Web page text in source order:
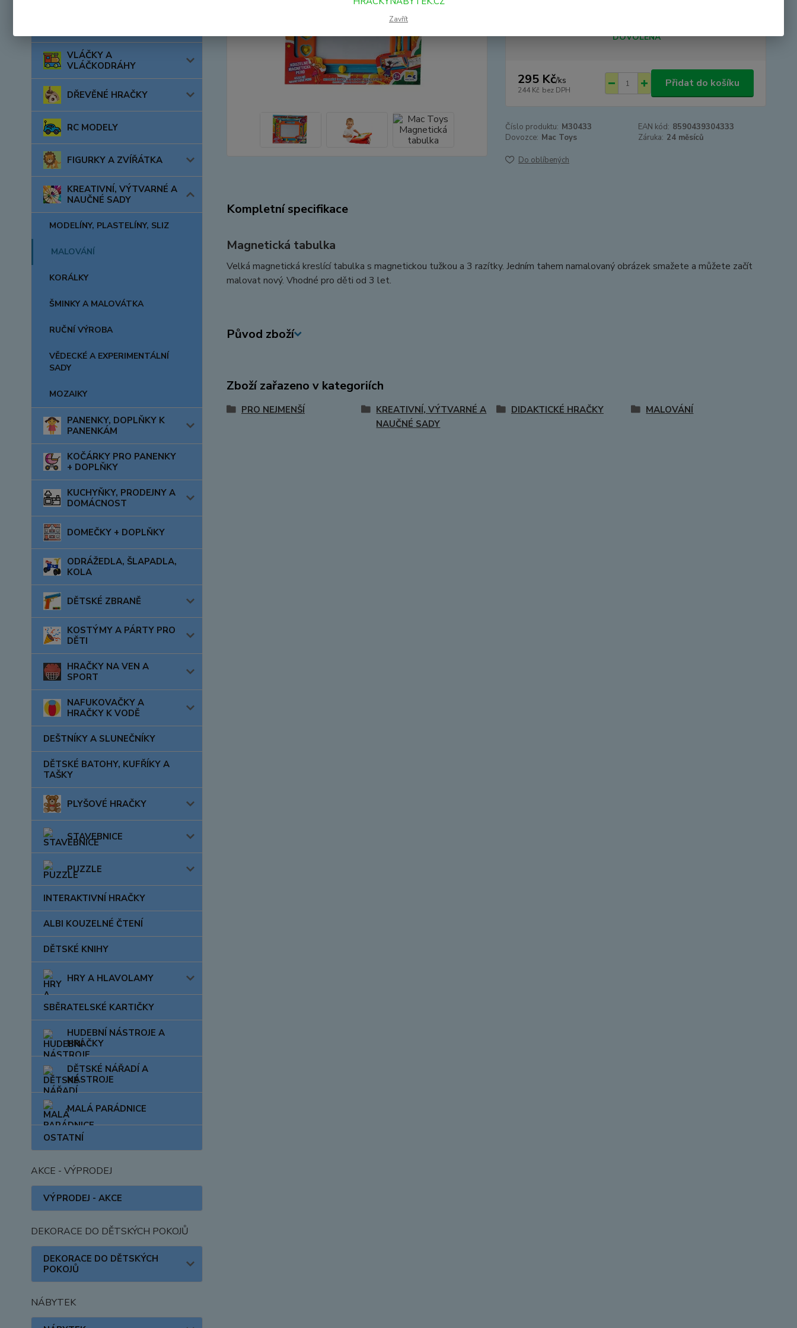
VLÁČKY A
VLÁČKODRÁHY
DŘEVĚNÉ HRAČKY
RC MODELY
FIGURKY A ZVÍŘÁTKA
KREATIVNÍ, VÝTVARNÉ A
NAUČNÉ SADY
MODELÍNY, PLASTELÍNY, SLIZ
MALOVÁNÍ
KORÁLKY
ŠMINKY A MALOVÁTKA
RUČNÍ VÝROBA
VĚDECKÉ A EXPERIMENTÁLNÍ
SADY
MOZAIKY
PANENKY, DOPLŇKY K
PANENKÁM
KOČÁRKY PRO PANENKY
+ DOPLŇKY
KUCHYŇKY, PRODEJNY A
DOMÁCNOST
DOMEČKY + DOPLŇKY
ODRÁŽEDLA, ŠLAPADLA,
KOLA
DĚTSKÉ ZBRANĚ
KOSTÝMY A PÁRTY PRO
DĚTI
HRAČKY NA VEN A
SPORT
NAFUKOVAČKY A
HRAČKY K VODĚ
DEŠTNÍKY A SLUNEČNÍKY
DĚTSKÉ BATOHY, KUFŘÍKY A
TAŠKY
PLYŠOVÉ HRAČKY
STAVEBNICE
PUZZLE
INTERAKTIVNÍ HRAČKY
ALBI KOUZELNÉ ČTENÍ
DĚTSKÉ KNIHY
HRY A HLAVOLAMY
SBĚRATELSKÉ KARTIČKY
HUDEBNÍ NÁSTROJE A
HRAČKY
DĚTSKÉ NÁŘADÍ A
NÁSTROJE
MALÁ PARÁDNICE
OSTATNÍ
AKCE - VÝPRODEJ
VÝPRODEJ - AKCE
DEKORACE DO DĚTSKÝCH POKOJŮ
DEKORACE DO DĚTSKÝCH
POKOJŮ
NÁBYTEK
DOVOLENÁ
295 Kč/ks
244 Kč bez DPH
Přidat do košíku
Číslo produktu: M30433 EAN kód: 8590439304333
Dovozce: Mac Toys Záruka: 24 měsíců
Do oblíbených
Kompletní specifikace
Magnetická tabulka
Velká magnetická kreslící tabulka s magnetickou tužkou a 3 razítky. Jedním tahem namalovaný obrázek smažete a můžete začít
malovat nový. Vhodné pro děti od 3 let.
Původ zboží
Zboží zařazeno v kategoriích
PRO NEJMENŠÍ
KREATIVNÍ, VÝTVARNÉ A
NAUČNÉ SADY
DIDAKTICKÉ HRAČKY MALOVÁNÍ
Zavřít